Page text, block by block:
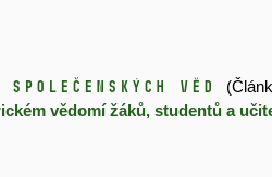
věd
vědomí žáků, studentů a